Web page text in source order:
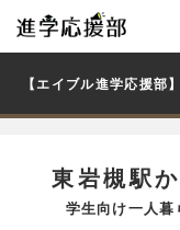
東岩槻駅
学生向け一人